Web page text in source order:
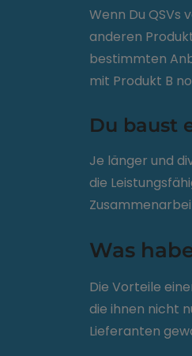
Wenn Du
anderen
bestimmten
mit Produkt B
Du baust
Je länger und
die
Was
Die Vorteile
die ihnen nicht
Lieferanten